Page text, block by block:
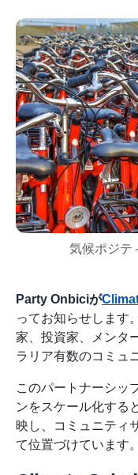
気候ポジテ
Party Onbiciが
ってお知らせします
家、投資家、メンタ
ラリア有数のコミュ
このパートナーシッ
ンをスケール化する
映し、コミュニティ
て位置づけています。